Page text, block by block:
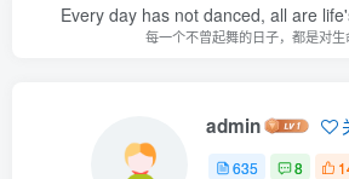
Every day has not danced, all are
每一个不曾起舞的日子，都是对生
admin
635 8